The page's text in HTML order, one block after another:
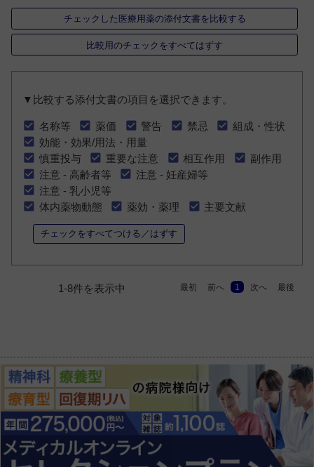
チェックした医療用薬の添付文書を比較する
比較用のチェックをすべてはずす
▼比較する添付文書の項目を選択できます。
名称等 薬価 警告 禁忌
組成・性状
効能・効果/用法・用量
慎重投与
重要な注意 相互作用
副作用
注意 - 高齢者等
注意 - 妊産婦等
注意 - 乳小児等
体内薬物動態
薬効・薬理 主要文献
チェックをすべてつける／はずす
1-8件を表示中 最初 前へ 1 次へ 最後